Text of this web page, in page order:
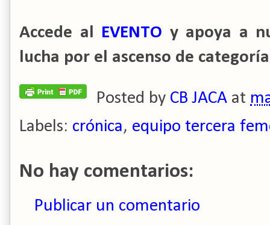
Accede al EVENTO y apoya a
lucha por el ascenso de
Posted by CB JACA at
Labels: crónica, equipo tercera
No hay comentarios:
Publicar un comentario